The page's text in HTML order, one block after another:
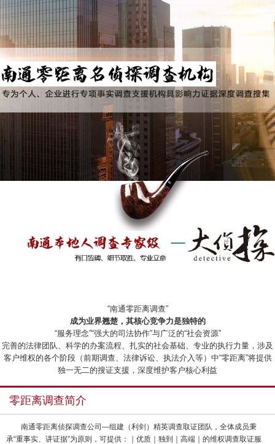
“南通零距离调查”
成为业界翘楚，其核心竞争力是独特的
“服务理念”“强大的司法协作”与广泛的“社会资源”
完善的法律团队、科学的办案流程、扎实的社会基础、专业的执行力量，涉及
客户维权的各个阶段（前期调查、法律诉讼、执法介入等）中“零距离”将提供
独一无二的搜证支援，深度维护客户核心利益
零距离调查简介
南通零距离侦探调查公司—组建（利剑）精英调查取证团队，全体成员秉
承“重事实、讲证据”为原则，可提供：｜优质｜独到｜高端｜的维权调查取证服